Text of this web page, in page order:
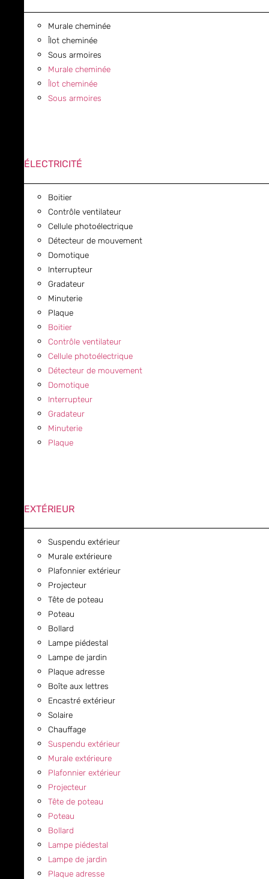
Murale cheminée
Îlot cheminée
Sous armoires
Murale cheminée
Îlot cheminée
Sous armoires
ÉLECTRICITÉ
Boitier
Contrôle ventilateur
Cellule photoélectrique
Détecteur de mouvement
Domotique
Interrupteur
Gradateur
Minuterie
Plaque
Boitier
Contrôle ventilateur
Cellule photoélectrique
Détecteur de mouvement
Domotique
Interrupteur
Gradateur
Minuterie
Plaque
EXTÉRIEUR
Suspendu extérieur
Murale extérieure
Plafonnier extérieur
Projecteur
Tête de poteau
Poteau
Bollard
Lampe piédestal
Lampe de jardin
Plaque adresse
Boîte aux lettres
Encastré extérieur
Solaire
Chauffage
Suspendu extérieur
Murale extérieure
Plafonnier extérieur
Projecteur
Tête de poteau
Poteau
Bollard
Lampe piédestal
Lampe de jardin
Plaque adresse